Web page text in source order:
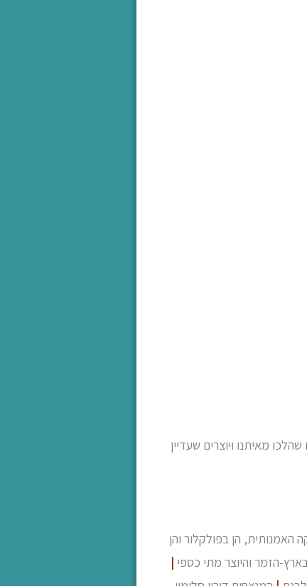
מאיתנו ויוצרים שעדיין
האמנותית, הן בפולקלור והן
הזמר והיוצר מתי כספי |